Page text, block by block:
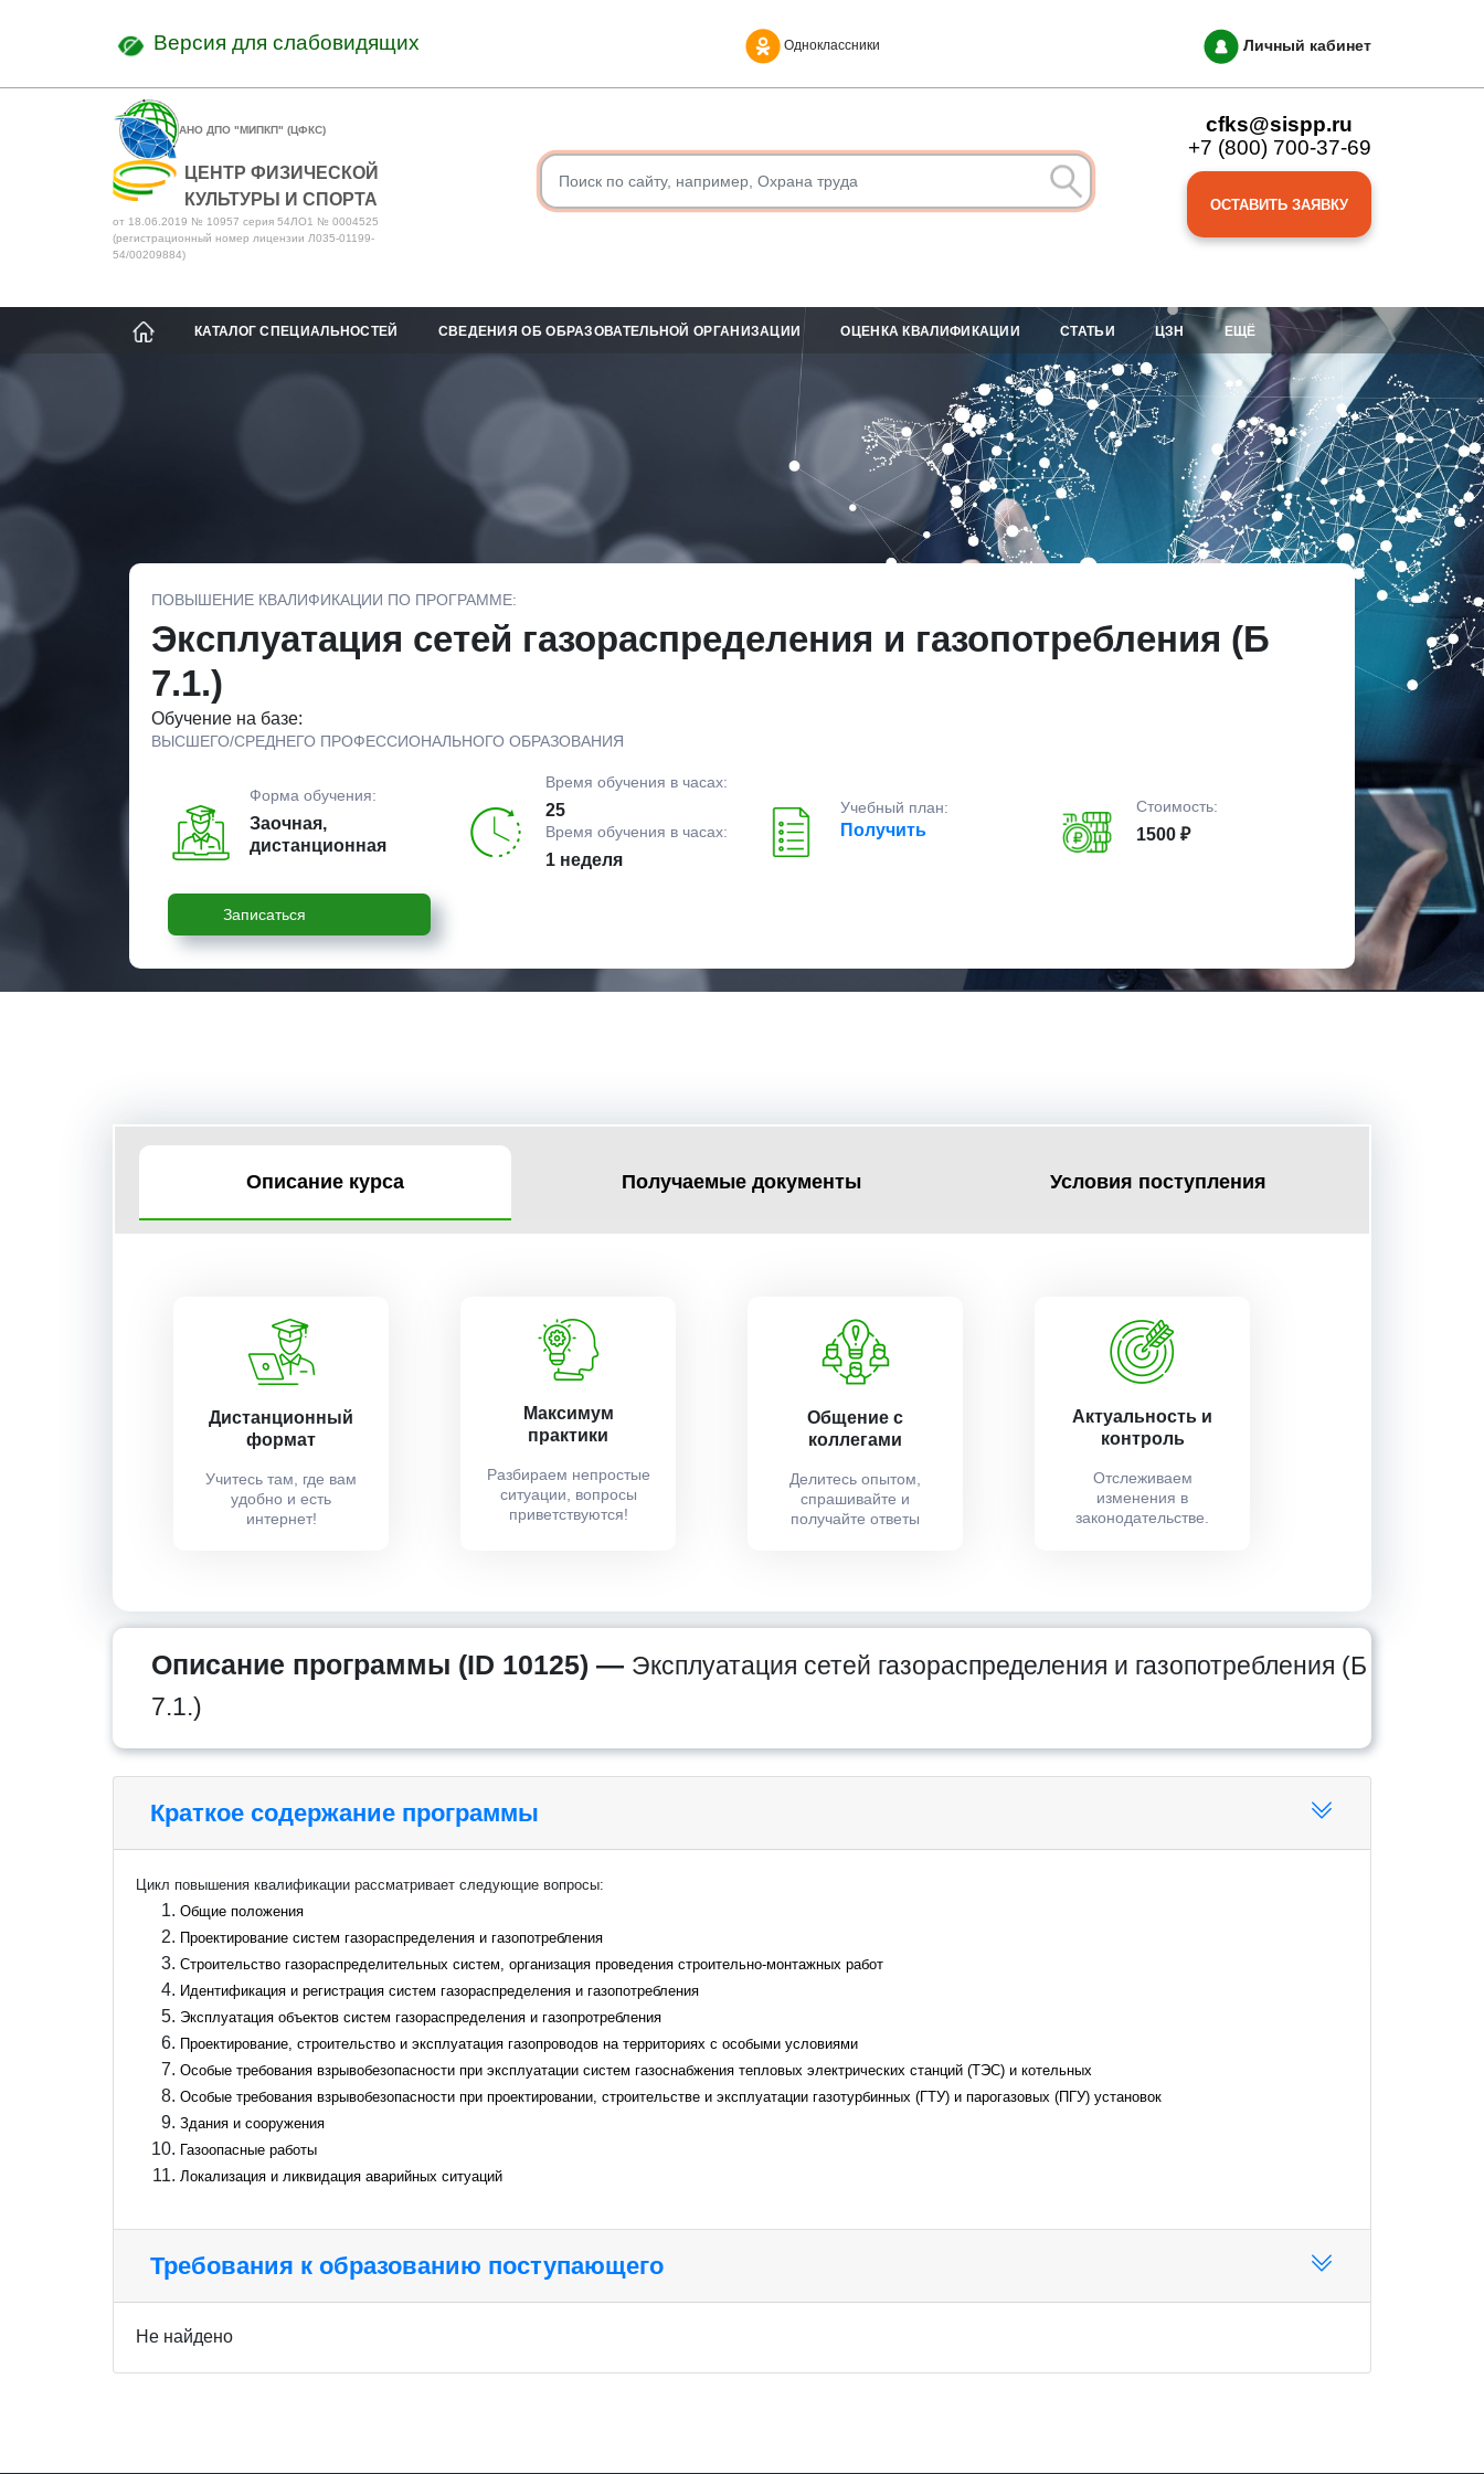
Версия для слабовидящих Одноклассники Личный кабинет
АНО ДПО "МИПКП" (ЦФКС)
ЦЕНТР ФИЗИЧЕСКОЙ
КУЛЬТУРЫ И СПОРТА
от 18.06.2019 № 10957 серия 54ЛО1 № 0004525
(регистрационный номер лицензии Л035-01199-
54/00209884)
cfks@sispp.ru
+7 (800) 700-37-69
ОСТАВИТЬ ЗАЯВКУ
КАТАЛОГ СПЕЦИАЛЬНОСТЕЙ СВЕДЕНИЯ ОБ ОБРАЗОВАТЕЛЬНОЙ ОРГАНИЗАЦИИ ОЦЕНКА КВАЛИФИКАЦИИ СТАТЬИ ЦЗН ЕЩЁ
ПОВЫШЕНИЕ КВАЛИФИКАЦИИ ПО ПРОГРАММЕ:
Эксплуатация сетей газораспределения и газопотребления (Б
7.1.)
Обучение на базе:
ВЫСШЕГО/СРЕДНЕГО ПРОФЕССИОНАЛЬНОГО ОБРАЗОВАНИЯ
Форма обучения:
Заочная,
дистанционная
Время обучения в часах:
25
Время обучения в часах:
1 неделя
Учебный план:
Получить
Стоимость:
1500 ₽
Записаться
Описание курса Получаемые документы Условия поступления
Дистанционный
формат
Учитесь там, где вам
удобно и есть
интернет!
Максимум
практики
Разбираем непростые
ситуации, вопросы
приветствуются!
Общение с
коллегами
Делитесь опытом,
спрашивайте и
получайте ответы
Актуальность и
контроль
Отслеживаем
изменения в
законодательстве.
Описание программы (ID 10125) — Эксплуатация сетей газораспределения и газопотребления (Б
7.1.)
Краткое содержание программы
Цикл повышения квалификации рассматривает следующие вопросы:
Общие положения
Проектирование систем газораспределения и газопотребления
Строительство газораспределительных систем, организация проведения строительно-монтажных работ
Идентификация и регистрация систем газораспределения и газопотребления
Эксплуатация объектов систем газораспределения и газопротребления
Проектирование, строительство и эксплуатация газопроводов на территориях с особыми условиями
Особые требования взрывобезопасности при эксплуатации систем газоснабжения тепловых электрических станций (ТЭС) и котельных
Особые требования взрывобезопасности при проектировании, строительстве и эксплуатации газотурбинных (ГТУ) и парогазовых (ПГУ) установок
Здания и сооружения
Газоопасные работы
Локализация и ликвидация аварийных ситуаций
Требования к образованию поступающего
Не найдено